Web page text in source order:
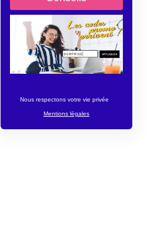
Nous respectons votre vie privée
Mentions légales